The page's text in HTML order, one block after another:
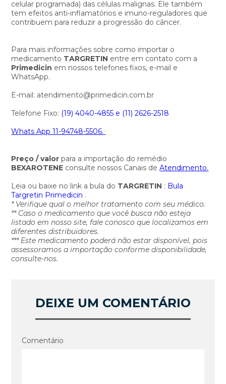
celular programada) das células malignas. Ele também
tem efeitos anti-inflamatórios e imuno-reguladores que
contribuem para reduzir a progressão do câncer.
Para mais informações sobre como importar o
medicamento TARGRETIN entre em contato com a
Primedicin em nossos telefones fixos, e-mail e
WhatsApp.
E-mail: atendimento@primedicin.com.br
Telefone Fixo: (19) 4040-4855 e (11) 2626-2518
Whats App 11-94748-5506.
Preço / valor para a importação do remédio
BEXAROTENE consulte nossos Canais deAtendimento.
Leia ou baixe no link a bula do TARGRETIN : Bula
Targretin Primedicin .
* Verifique qual o melhor tratamento com seu médico.
** Caso o medicamento que você busca não esteja
listado em nosso site, fale conosco que localizamos em
diferentes distribuidores.
*** Este medicamento poderá não estar disponível, pois
assessoramos a importação conforme disponibilidade,
consulte-nos.
DEIXE UM COMENTÁRIO
Comentário